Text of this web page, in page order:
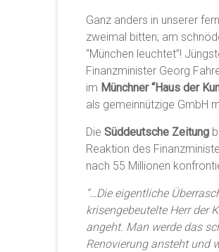
Ganz anders in unserer
zweimal bitten; am
“München leuchtet”!
Finanzminister Georg
im Münchner “Haus der
als gemeinnützige GmbH
Die Süddeutsche Zeitung
Reaktion des
nach 55 Millionen
“…Die eigentliche
krisengebeutelte Herr der
angeht. Man werde das
Renovierung ansteht und